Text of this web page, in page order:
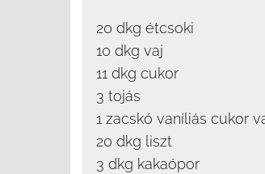
20 dkg étcsoki
10 dkg vaj
11 dkg cukor
3 tojás
1 zacskó vaníliás cukor
20 dkg liszt
3 dkg kakaópor